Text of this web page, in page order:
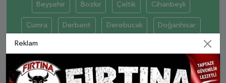
Beyşehir Bozkır Çeltik Cihanbeyli
Çumra Derbent Derebucak Doğanhisar
Emirgazi
Halkapınar Hüyük Ilgın Kadınhanı
Reklam